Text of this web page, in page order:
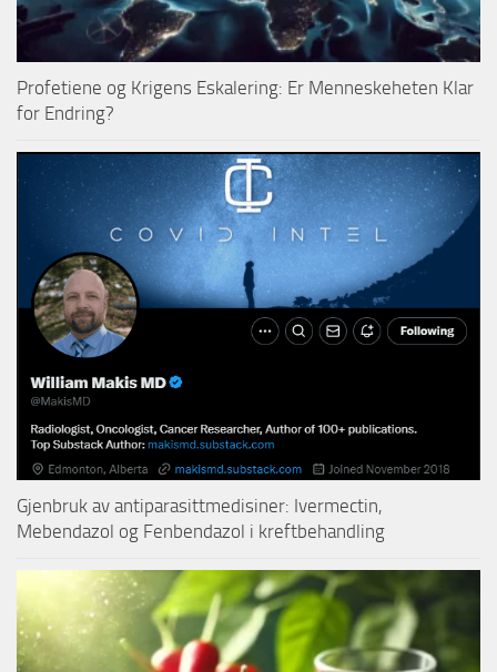
Profetiene og Krigens Eskalering: Er Menneskeheten Klar
for Endring?
Gjenbruk av antiparasittmedisiner: Ivermectin,
Mebendazol og Fenbendazol i kreftbehandling